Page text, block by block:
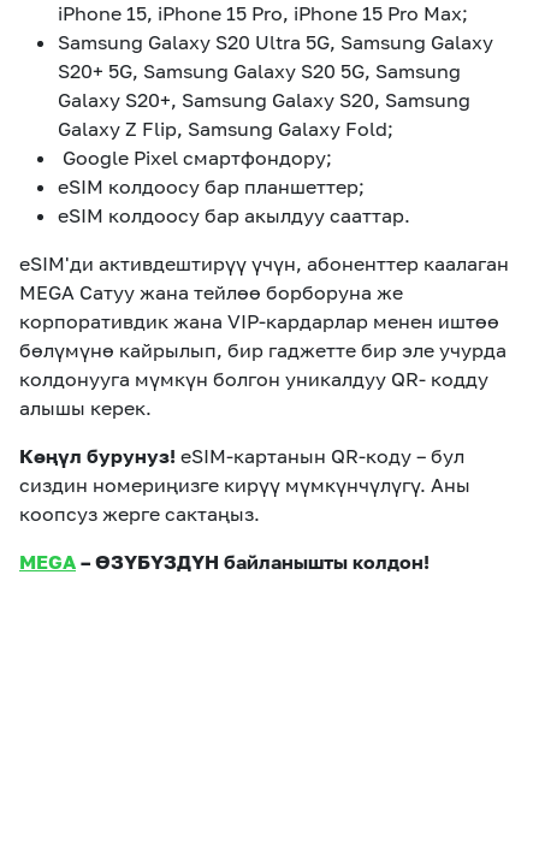
iPhone 15, iPhone 15 Pro, iPhone 15 Pro Max;
Samsung Galaxy S20 Ultra 5G, Samsung Galaxy
S20+ 5G, Samsung Galaxy S20 5G, Samsung
Galaxy S20+, Samsung Galaxy S20, Samsung
Galaxy Z Flip, Samsung Galaxy Fold;
Google Pixel смартфондору;
eSIM колдоосу бар планшеттер;
eSIM колдоосу бар акылдуу сааттар.
eSIM'ди активдештирүү үчүн, абоненттер каалаган
MEGA Сатуу жана тейлөө борборуна же
корпоративдик жана VIP-кардарлар менен иштөө
бөлүмүнө кайрылып, бир гаджетте бир эле учурда
колдонууга мүмкүн болгон уникалдуу QR- кодду
алышы керек.
Көңүл бурунуз! eSIM-картанын QR-коду – бул
сиздин номериңизге кирүү мүмкүнчүлүгү. Аны
коопсуз жерге сактаңыз.
MEGA – ӨЗҮБҮЗДҮН байланышты колдон!